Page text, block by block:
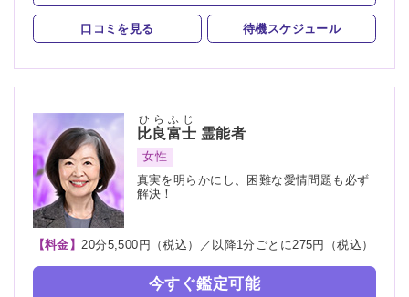
スピリチュアルカウンセリング
口コミを見る 待機スケジュール
比良富士
ひらふじ
霊能者
女性
真実を明らかにし、困難な愛情問題も必ず
解決！
【料金】20分5,500円（税込）／以降1分ごとに275円（税込）
今すぐ鑑定可能